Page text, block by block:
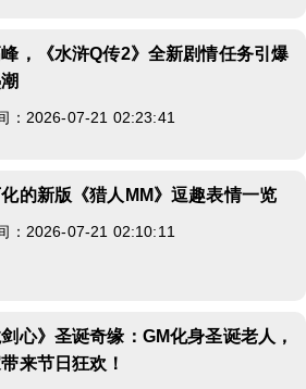
，《水浒Q传2》全新剧情任务引爆
：2026-07-21 02:23:41
的新版《猎人MM》逗趣表情一览
：2026-07-21 02:10:11
剑心》圣诞奇缘：GM化身圣诞老人，
来节日狂欢！